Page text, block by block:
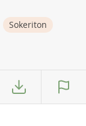
Sokeriton